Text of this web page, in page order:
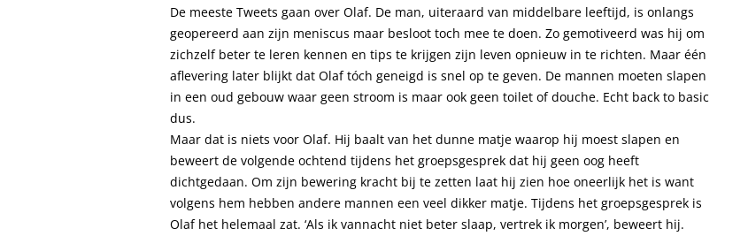
De meeste Tweets gaan over Olaf. De man, uiteraard van middelbare leeftijd, is onlangs
geopereerd aan zijn meniscus maar besloot toch mee te doen. Zo gemotiveerd was hij om
zichzelf beter te leren kennen en tips te krijgen zijn leven opnieuw in te richten. Maar één
aflevering later blijkt dat Olaf tóch geneigd is snel op te geven. De mannen moeten slapen
in een oud gebouw waar geen stroom is maar ook geen toilet of douche. Echt back to basic
dus.
Maar dat is niets voor Olaf. Hij baalt van het dunne matje waarop hij moest slapen en
beweert de volgende ochtend tijdens het groepsgesprek dat hij geen oog heeft
dichtgedaan. Om zijn bewering kracht bij te zetten laat hij zien hoe oneerlijk het is want
volgens hem hebben andere mannen een veel dikker matje. Tijdens het groepsgesprek is
Olaf het helemaal zat. ‘Als ik vannacht niet beter slaap, vertrek ik morgen’, beweert hij.